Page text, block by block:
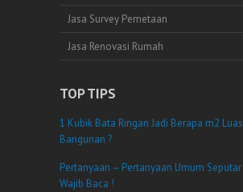
Jasa Survey Pemetaan
Jasa Renovasi Rumah
TOP TIPS
1 Kubik Bata Ringan Jadi Berapa m2
Bangunan ?
Pertanyaan – Pertanyaan Umum
Wajib Baca !